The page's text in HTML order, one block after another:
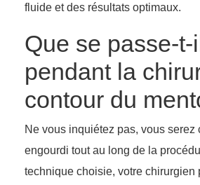
fluide et des résultats optimaux.
Que se passe-t-
pendant la
contour du
Ne vous inquiétez pas, vous serez
engourdi tout au long de la
technique choisie, votre chirurgien